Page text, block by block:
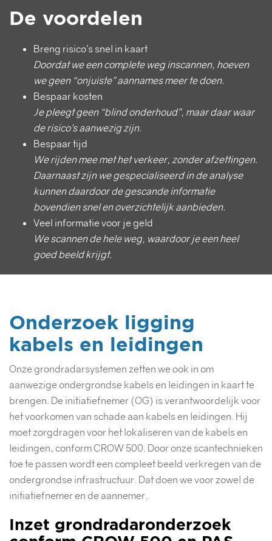
De voordelen
Breng risico’s snel in kaart
Doordat we een complete weg inscannen, hoeven
we geen “onjuiste” aannames meer te doen.
Bespaar kosten
Je pleegt geen “blind onderhoud”, maar daar waar
de risico’s aanwezig zijn.
Bespaar tijd
We rijden mee met het verkeer, zonder afzettingen.
Daarnaast zijn we gespecialiseerd in de analyse
kunnen daardoor de gescande informatie
bovendien snel en overzichtelijk aanbieden.
Veel informatie voor je geld
We scannen de hele weg, waardoor je een heel
goed beeld krijgt.
Onderzoek ligging
kabels en leidingen
Onze grondradarsystemen zetten we ook in om
aanwezige ondergrondse kabels en leidingen in kaart te
brengen. De initiatiefnemer (OG) is verantwoordelijk voor
het voorkomen van schade aan kabels en leidingen. Hij
moet zorgdragen voor het lokaliseren van de kabels en
leidingen, conform CROW 500. Door onze scantechnieken
toe te passen wordt een compleet beeld verkregen van de
ondergrondse infrastructuur. Dat doen we voor zowel de
initiatiefnemer en de aannemer.
Inzet grondradaronderzoek